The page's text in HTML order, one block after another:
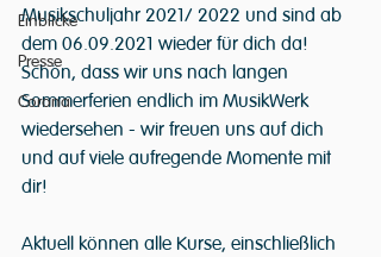
Einblicke
Presse
Corona
Musikschuljahr 2021/ 2022 und sind ab
dem 06.09.2021 wieder für dich da!
Schön, dass wir uns nach langen
Sommerferien endlich im MusikWerk
wiedersehen - wir freuen uns auf dich
und auf viele aufregende Momente mit
dir!
Aktuell können alle Kurse, einschließlich